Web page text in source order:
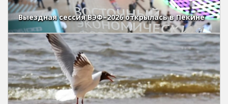
Выездная сессия ВЭФ–2026 открылась в Пекине